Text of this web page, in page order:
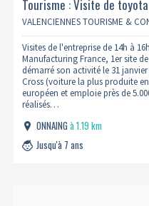
Tourisme : Visite de
23/10 (complet)
VALENCIENNES TOURISME &
Visites de l'entreprise de 14h à
Manufacturing France, 1er site
démarré son activité le 31
Cross (voiture la plus produite
européen et emploie près de
réalisés…
ONNAINGà 1.19 km
Jusqu'à 7 ans